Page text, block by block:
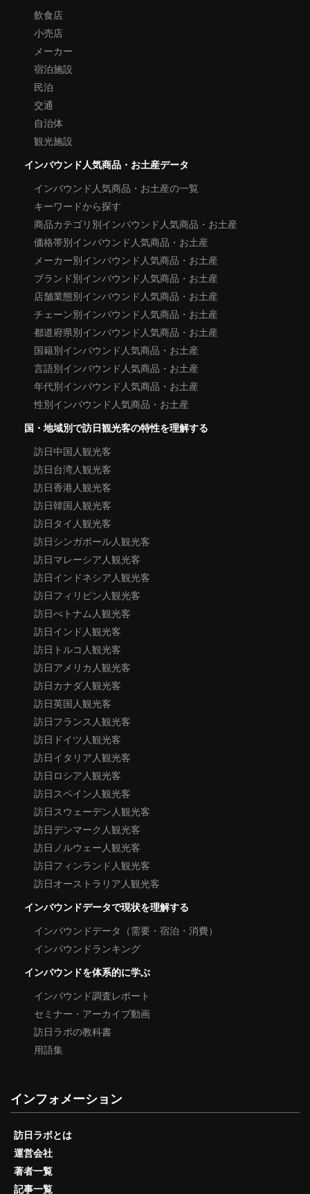
飲食店
小売店
メーカー
宿泊施設
民泊
交通
自治体
観光施設
インバウンド人気商品・お土産データ
インバウンド人気商品・お土産の一覧
キーワードから探す
商品カテゴリ別インバウンド人気商品・お土産
価格帯別インバウンド人気商品・お土産
メーカー別インバウンド人気商品・お土産
ブランド別インバウンド人気商品・お土産
店舗業態別インバウンド人気商品・お土産
チェーン別インバウンド人気商品・お土産
都道府県別インバウンド人気商品・お土産
国籍別インバウンド人気商品・お土産
言語別インバウンド人気商品・お土産
年代別インバウンド人気商品・お土産
性別インバウンド人気商品・お土産
国・地域別で訪日観光客の特性を理解する
訪日中国人観光客
訪日台湾人観光客
訪日香港人観光客
訪日韓国人観光客
訪日タイ人観光客
訪日シンガポール人観光客
訪日マレーシア人観光客
訪日インドネシア人観光客
訪日フィリピン人観光客
訪日べトナム人観光客
訪日インド人観光客
訪日トルコ人観光客
訪日アメリカ人観光客
訪日カナダ人観光客
訪日英国人観光客
訪日フランス人観光客
訪日ドイツ人観光客
訪日イタリア人観光客
訪日ロシア人観光客
訪日スペイン人観光客
訪日スウェーデン人観光客
訪日デンマーク人観光客
訪日ノルウェー人観光客
訪日フィンランド人観光客
訪日オーストラリア人観光客
インバウンドデータで現状を理解する
インバウンドデータ（需要・宿泊・消費）
インバウンドランキング
インバウンドを体系的に学ぶ
インバウンド調査レポート
セミナー・アーカイブ動画
訪日ラボの教科書
用語集
インフォメーション
訪日ラボとは
運営会社
著者一覧
記事一覧